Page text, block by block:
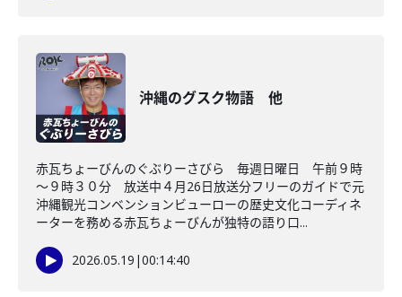
沖縄のグスク物語 他
赤瓦ちょーびんのぐぶりーさびら 毎週日曜日 午前９時
～９時３０分 放送中４月26日放送分フリーのガイドで元
沖縄観光コンベンションビューローの歴史文化コーディネ
ーターを務める赤瓦ちょーびんが独特の語り口...
2026.05.19 |00:14:40